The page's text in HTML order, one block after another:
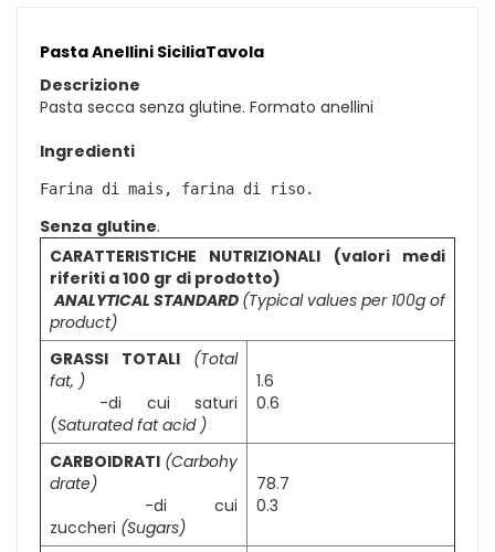
Pasta Anellini SiciliaTavola
Descrizione
Pasta secca senza glutine. Formato anellini
Ingredienti
Farina di mais, farina di riso.
Senza glutine.
CARATTERISTICHE NUTRIZIONALI (valori medi
riferiti a 100 gr di prodotto)
ANALYTICAL STANDARD (Typical values per 100g of
product)
GRASSI TOTALI (Total
fat, )
-di cui saturi
(Saturated fat acid )
1.6
0.6
CARBOIDRATI (Carbohy
drate)
-di cui
zuccheri (Sugars)
78.7
0.3